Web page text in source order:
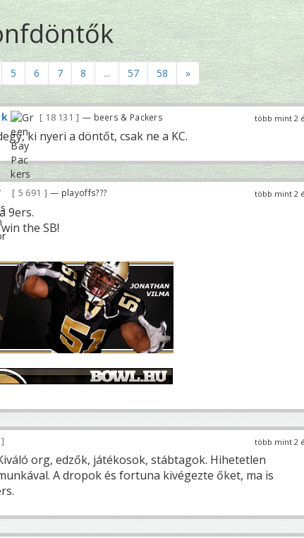
5 6 7 8 ... 57 58 »
több mint 2
18 131 — beers & Packers
ki nyeri a döntőt, csak ne a KC.
több mint 2
5 691 — playoffs???
9ers.
the SB!
több mint 2
org, edzők, játékosok, stábtagok. Hihetetlen
A dropok és fortuna kivégezte őket, ma is